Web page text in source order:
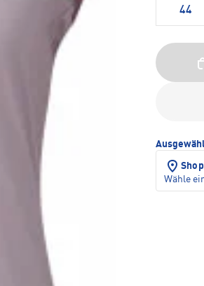
44
Wähle